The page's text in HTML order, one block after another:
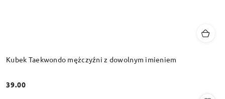
Kubek Taekwondo mężczyźni z dowolnym imieniem
Cena:
39.00